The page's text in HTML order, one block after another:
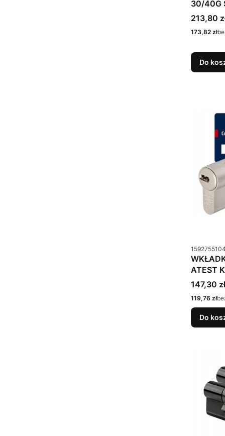
30/40G
Cena
213,80
Cena netto
173,82 zł
Do
Kod
ATEST
Cena
147,30 zł
Cena netto
119,76 zł
Do